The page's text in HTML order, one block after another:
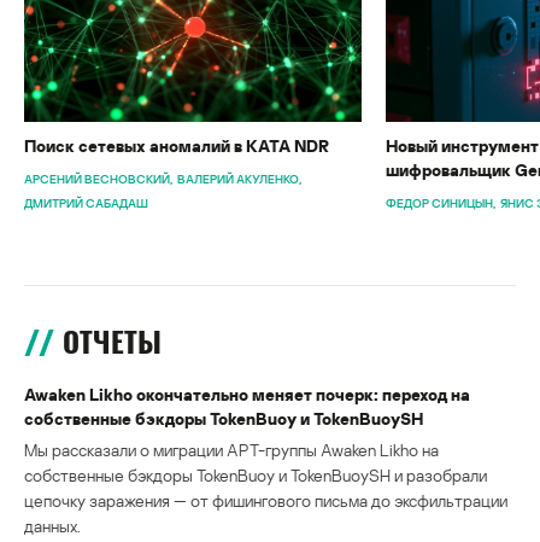
Поиск сетевых аномалий в KATA NDR
АРСЕНИЙ ВЕСНОВСКИЙ ВАЛЕРИЙ АКУЛЕНКО
ДМИТРИЙ САБАДАШ
Новый
шифровальщик
ФЕДОР СИНИЦЫН ЯНИС
ОТЧЕТЫ
Awaken Likho окончательно меняет почерк: переход на
собственные бэкдоры TokenBuoy и TokenBuoySH
Мы рассказали о миграции APT-группы Awaken Likho на
собственные бэкдоры TokenBuoy и TokenBuoySH и разобрали
цепочку заражения — от фишингового письма до эксфильтрации
данных.